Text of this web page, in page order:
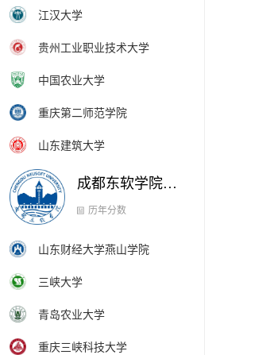
江汉大学
贵州工业职业技术大学
中国农业大学
重庆第二师范学院
山东建筑大学
成都东软学院（中外合作办学项目）
历年分数
三峡大学
青岛农业大学
重庆三峡科技大学